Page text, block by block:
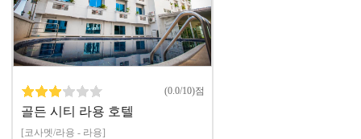
(0.0/10)점
골든 시티 라용 호텔
[코사멧/라용 - 라용]